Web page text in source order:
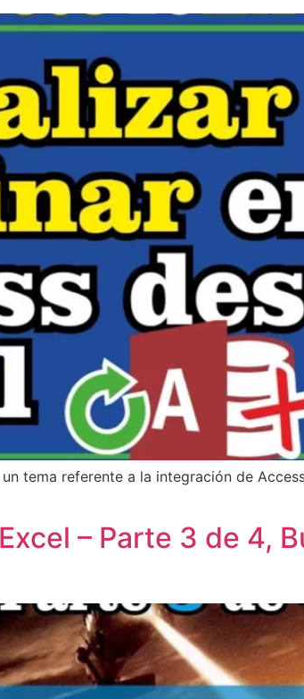
tema referente a la integración de
– Parte 3 de 4,